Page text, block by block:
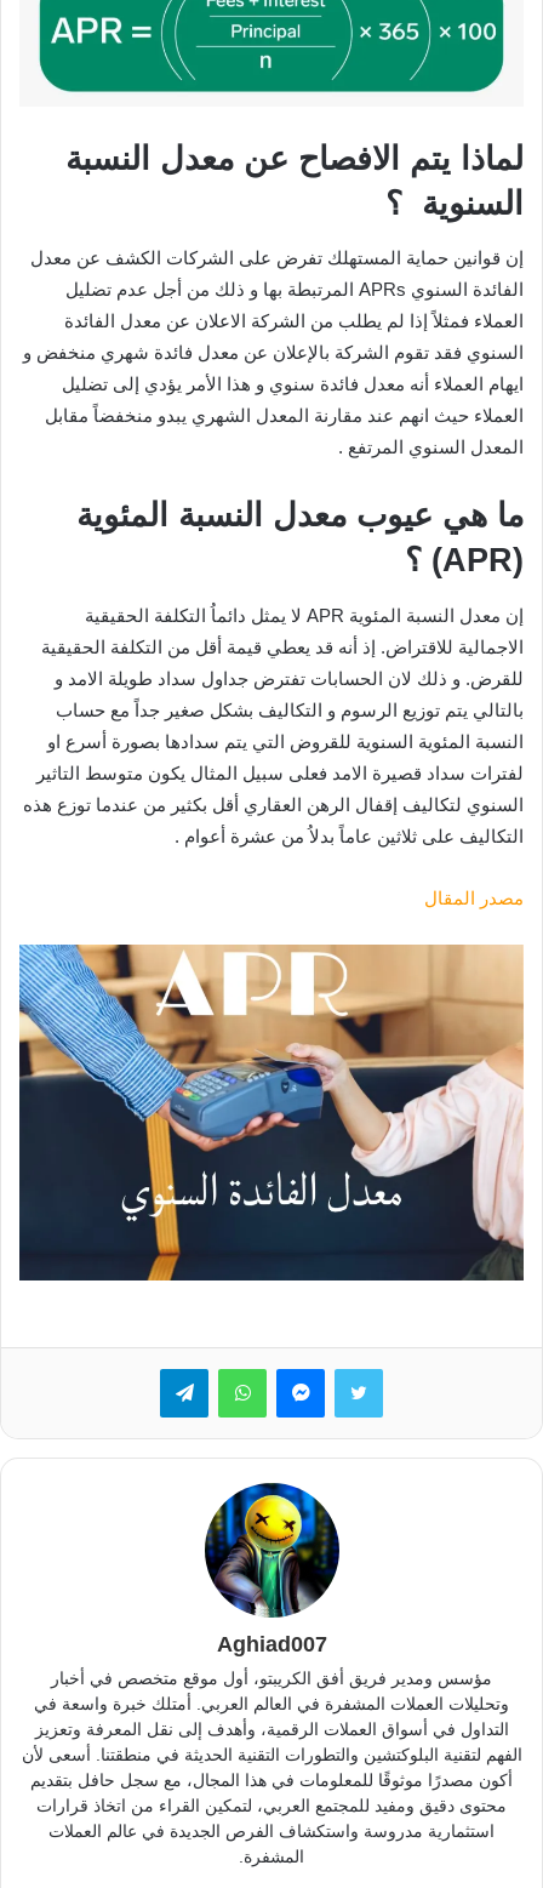
لماذا يتم الافصاح عن معدل النسبة
السنوية ؟
إن قوانين حماية المستهلك تفرض على الشركات الكشف عن معدل
الفائدة السنوي APRs المرتبطة بها و ذلك من أجل عدم تضليل
العملاء فمثلاً إذا لم يطلب من الشركة الاعلان عن معدل الفائدة
السنوي فقد تقوم الشركة بالإعلان عن معدل فائدة شهري منخفض و
ايهام العملاء أنه معدل فائدة سنوي و هذا الأمر يؤدي إلى تضليل
العملاء حيث انهم عند مقارنة المعدل الشهري يبدو منخفضاً مقابل
المعدل السنوي المرتفع .
ما هي عيوب معدل النسبة المئوية
(APR) ؟
إن معدل النسبة المئوية APR لا يمثل دائماُ التكلفة الحقيقية
الاجمالية للاقتراض. إذ أنه قد يعطي قيمة أقل من التكلفة الحقيقية
للقرض. و ذلك لان الحسابات تفترض جداول سداد طويلة الامد و
بالتالي يتم توزيع الرسوم و التكاليف بشكل صغير جداً مع حساب
النسبة المئوية السنوية للقروض التي يتم سدادها بصورة أسرع او
لفترات سداد قصيرة الامد فعلى سبيل المثال يكون متوسط التاثير
السنوي لتكاليف إقفال الرهن العقاري أقل بكثير من عندما توزع هذه
التكاليف على ثلاثين عاماً بدلاُ من عشرة أعوام .
مصدر المقال
تويتر ماسنجرواتساب تيلقرام
Aghiad007
مؤسس ومدير فريق أفق الكريبتو، أول موقع متخصص في أخبار
وتحليلات العملات المشفرة في العالم العربي. أمتلك خبرة واسعة في
التداول في أسواق العملات الرقمية، وأهدف إلى نقل المعرفة وتعزيز
الفهم لتقنية البلوكتشين والتطورات التقنية الحديثة في منطقتنا. أسعى لأن
أكون مصدرًا موثوقًا للمعلومات في هذا المجال، مع سجل حافل بتقديم
محتوى دقيق ومفيد للمجتمع العربي، لتمكين القراء من اتخاذ قرارات
استثمارية مدروسة واستكشاف الفرص الجديدة في عالم العملات
المشفرة.